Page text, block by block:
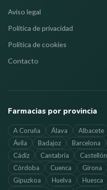
Aviso legal
Política de privacidad
Política de cookies
Contacto
Farmacias por provincia
A Coruña Álava Albacete
Ávila
Badajoz Barcelona
Cádiz
Cantabria Castellón
Córdoba
Cuenca Girona
Gipuzkoa
Huelva Huesca